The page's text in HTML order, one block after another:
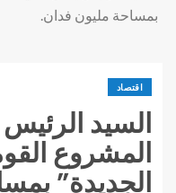
بمساحة مليون فدان.
اقتصاد
السيد
المشروع
الجديدة”